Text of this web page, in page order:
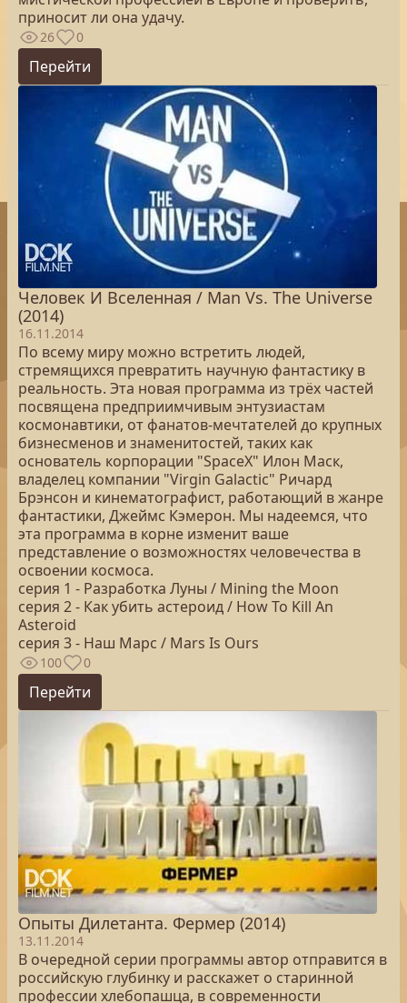
приносит ли она удачу.
26 0
Перейти
Человек И Вселенная / Man Vs. The Universe
(2014)
16.11.2014
По всему миру можно встретить людей,
стремящихся превратить научную фантастику в
реальность. Эта новая программа из трёх частей
посвящена предприимчивым энтузиастам
космонавтики, от фанатов-мечтателей до крупных
бизнесменов и знаменитостей, таких как
основатель корпорации "SpaceX" Илон Маск,
владелец компании "Virgin Galactic" Ричард
Брэнсон и кинематографист, работающий в жанре
фантастики, Джеймс Кэмерон. Мы надеемся, что
эта программа в корне изменит ваше
представление о возможностях человечества в
освоении космоса.
серия 1 - Разработка Луны / Mining the Moon
серия 2 - Как убить астероид / How To Kill An
Asteroid
серия 3 - Наш Марс / Mars Is Ours
100 0
Перейти
Опыты Дилетанта. Фермер (2014)
13.11.2014
В очередной серии программы автор отправится в
российскую глубинку и расскажет о старинной
профессии хлебопашца, в современности